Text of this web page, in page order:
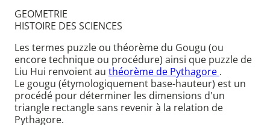
GEOMETRIE
HISTOIRE DES SCIENCES
Les termes puzzle ou théorème du Gougu (ou
encore technique ou procédure) ainsi que puzzle de
Liu Hui renvoient au théorème de Pythagore .
Le gougu (étymologiquement base-hauteur) est un
procédé pour déterminer les dimensions d'un
triangle rectangle sans revenir à la relation de
Pythagore.